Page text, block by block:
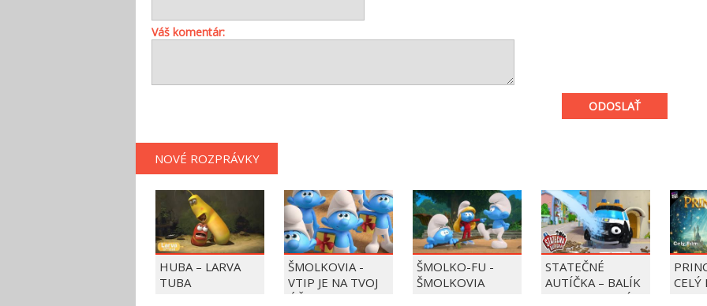
Váš komentár:
ODOSLAŤ
NOVÉ ROZPRÁVKY
HUBA – LARVA
TUBA
ŠMOLKOVIA -
VTIP JE NA TVOJ
ÚČET
ŠMOLKO-FU -
ŠMOLKOVIA
STATEČNÉ
AUTÍČKA – BALÍK
PIERRE PRECLÍK
CELÝ